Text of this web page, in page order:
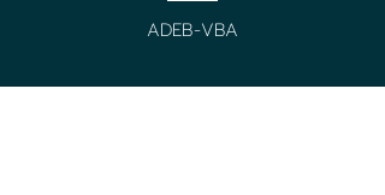
ADEB-VBA